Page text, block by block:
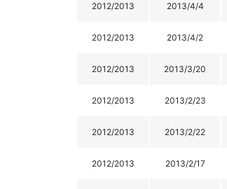
2012/2013 2013/4/4
2012/2013 2013/4/2
2012/2013 2013/3/20
2012/2013 2013/2/23
2012/2013 2013/2/22
2012/2013 2013/2/17